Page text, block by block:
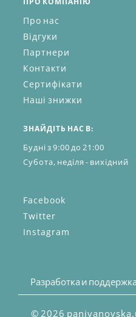
Про нас
Відгуки
Партнери
Контакти
Сертифікати
Наші знижки
ЗНАЙДІТЬ НАС В:
Будні з 9:00 до 21:00
Субота, неділя - вихідний
Facebook
Twitter
Instagram
Разработка и
© 2026